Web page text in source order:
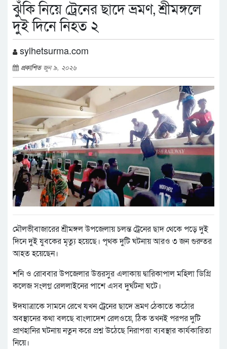
ঝুঁকি নিয়ে ট্রেনের ছাদে ভ্রমণ, শ্রীমঙ্গলে
দুই দিনে নিহত ২
sylhetsurma.com
প্রকাশিতজুন ৯, ২০২৬
মৌলভীবাজারের শ্রীমঙ্গল উপজেলায় চলন্ত ট্রেনের ছাদ থেকে পড়ে দুই
দিনে দুই যুবকের মৃত্যু হয়েছে। পৃথক দুটি ঘটনায় আরও ৩ জন গুরুতর
আহত হয়েছেন।
শনি ও রোববার উপজেলার উত্তরসুর এলাকায় দ্বারিকাপাল মহিলা ডিগ্রি
কলেজ সংলগ্ন রেললাইনের পাশে এসব দুর্ঘটনা ঘটে।
ঈদযাত্রাকে সামনে রেখে যখন ট্রেনের ছাদে ভ্রমণ ঠেকাতে কঠোর
অবস্থানের কথা বলছে বাংলাদেশ রেলওয়ে, ঠিক তখনই পরপর দুটি
প্রাণহানির ঘটনায় নতুন করে প্রশ্ন উঠেছে নিরাপত্তা ব্যবস্থার কার্যকারিতা
নিয়ে।